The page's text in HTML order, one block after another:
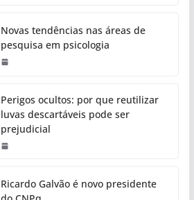
Novas tendências nas áreas de
pesquisa em psicologia
Perigos ocultos: por que reutilizar
luvas descartáveis pode ser
prejudicial
Ricardo Galvão é novo presidente